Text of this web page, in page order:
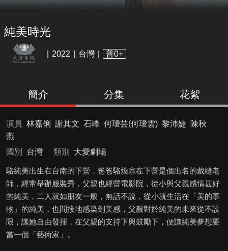
純美時光
2022 台灣 普0+
簡介 分集 花絮
演員 林嘉俐 謝其文 石峰 何璦芸(何璦雲) 黎沛婕
陳秋
燕
國別
台灣 類別 大愛劇場
駱純美出生在台南的下營，爸爸駱煥宗在下營是個出名的裁縫老
師，經常舉辦服裝秀，父親也經營電影院，從小與父親感情甚好
的純美，二人就如朋友一般，無話不說，從小就生活在「美的事
物」的純美，也間接地感染到美感，父親對於純美的未來從不設
限，讓她自由發揮，在父親的支持下與鼓勵下，便讓純美夢想要
當一個「藝術家」。